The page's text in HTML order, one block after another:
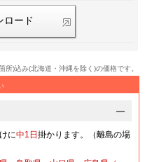
ロード
)込み(北海道・沖縄を除く)の価格です。
に中1日掛かります。（離島の場